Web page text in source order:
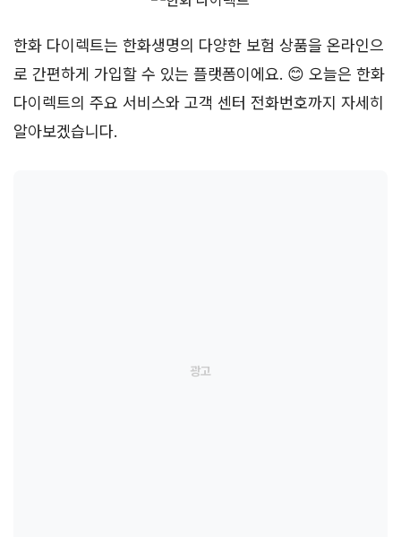
한화 다이렉트는 한화생명의 다양한 보험 상품을 온라인으
로 간편하게 가입할 수 있는 플랫폼이에요. 😊 오늘은 한화
다이렉트의 주요 서비스와 고객 센터 전화번호까지 자세히
알아보겠습니다.